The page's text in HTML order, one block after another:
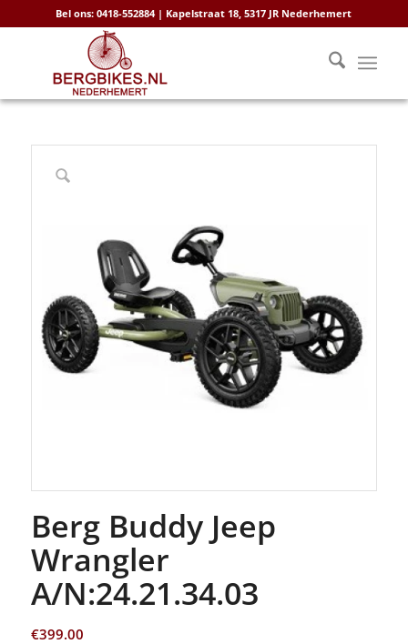
Bel ons: 0418-552884 | Kapelstraat 18, 5317 JR Nederhemert
Berg Buddy Jeep
Wrangler
A/N:24.21.34.03
€399.00